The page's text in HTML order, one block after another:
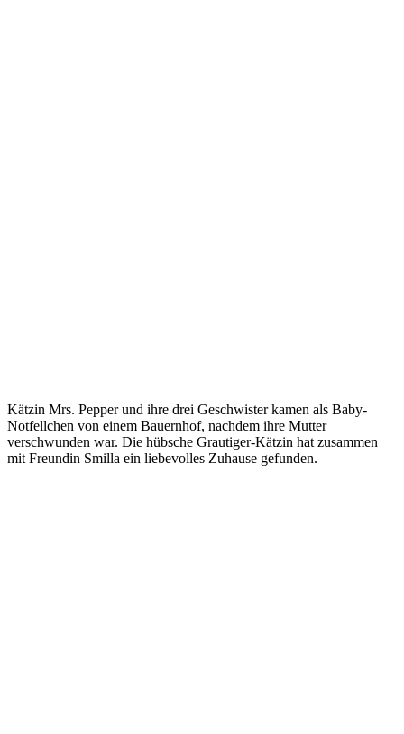
Kätzin Mrs. Pepper und ihre drei Geschwister kamen als Baby-
Notfellchen von einem Bauernhof, nachdem ihre Mutter
verschwunden war. Die hübsche Grautiger-Kätzin hat zusammen
mit Freundin Smilla ein liebevolles Zuhause gefunden.